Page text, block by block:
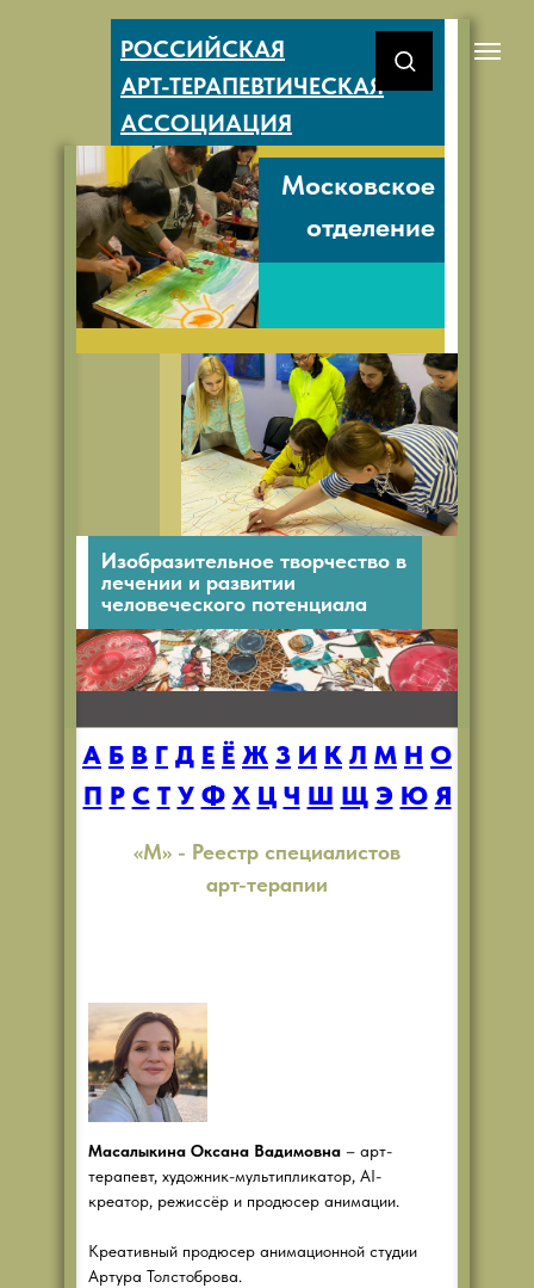
РОССИЙСКАЯ
АРТ-ТЕРАПЕВТИЧЕСКАЯ
АССОЦИАЦИЯ
Московское
отделение
Изобразительное творчество в
лечении и развитии
человеческого потенциала
Изобразительное творчество в лечении
и развитии человеческого потенциала
А Б В Г Д Е Ё Ж З И К Л М Н О
П Р С Т У Ф Х Ц Ч Ш Щ Э Ю Я
«М» - Реестр специалистов
арт-терапии
Масалыкина Оксана Вадимовна – арт-
терапевт, художник-мультипликатор, AI-
креатор, режиссёр и продюсер анимации.
Креативный продюсер анимационной студии
Артура Толстоброва.